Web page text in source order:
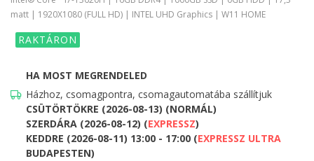
matt | 1920X1080 (FULL HD) | INTEL UHD Graphics | W11 HOME
RAKTÁRON
HA MOST MEGRENDELED
Házhoz, csomagpontra, csomagautomatába szállítjuk
CSÜTÖRTÖKRE (2026-08-13) (NORMÁL)
SZERDÁRA (2026-08-12) (EXPRESSZ)
KEDDRE (2026-08-11) 13:00 - 17:00 (EXPRESSZ ULTRA
BUDAPESTEN)